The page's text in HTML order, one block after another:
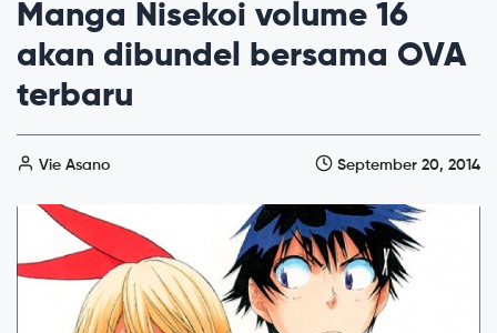
Manga Nisekoi volume 16
akan dibundel bersama OVA
terbaru
Vie Asano September 20, 2014